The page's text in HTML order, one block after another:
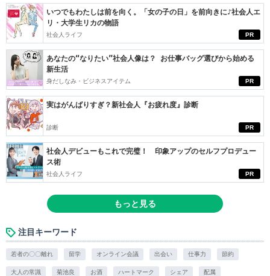
PR
いつでもわたしは前を向く。「女の子の日」を前向きに♪社会人エ
リ・大学生リカの物語
社会人ライフ
PR
あなたの“なりたい”社会人像は？ お仕事バッグ選びから始める
新生活
身だしなみ・ビジネスアイテム
PR
実はがんばりすぎ？新社会人『お疲れ度』診断
診断
PR
社会人デビューもこれで完璧！ 印象アップのセルフプロデュー
ス術
社会人ライフ
もっと見る
注目キーワード
若者の〇〇離れ 留学 オンライン会議 出会い 仕事力 節約
大人の常識 菊池良 お酒 ハートマーク シェア 配属